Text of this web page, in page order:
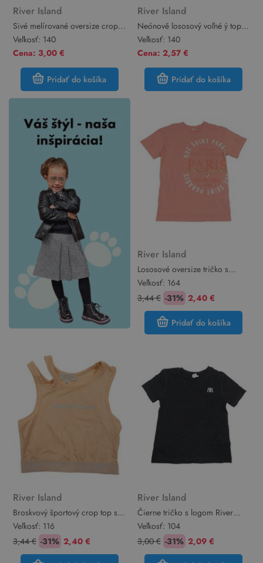
River Island
Sivé melírované oversize crop
tričko s potlačou River Island
Veľkosť: 140
Cena: 3,00 €
Pridať do košíka
River Island
Neónově lososový voľné ý top
River Island
Veľkosť: 140
Cena: 2,57 €
Pridať do košíka
River Island
Lososové oversize tričko s
nápismi River Island
Veľkosť: 164
3,44 € -31% 2,40 €
Pridať do košíka
River Island
Broskvový športový crop top s
prestrihom River Island
Veľkosť: 116
3,44 € -31% 2,40 €
River Island
Čierne tričko s logom River
Island
Veľkosť: 104
3,00 € -31% 2,09 €